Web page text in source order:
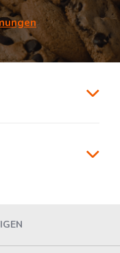
über neue
Halle